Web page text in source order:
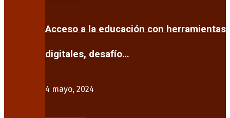
Acceso a la educación con herramientas
digitales, desafío…
4 mayo, 2024